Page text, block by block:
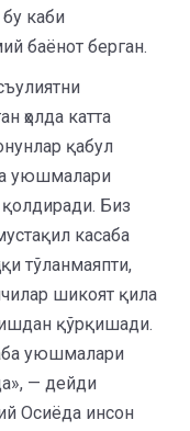
каби
баёнот берган.
ҳолда катта
қабул
уюшмалари
қолдиради. Биз
касаба
тўланмаяпти,
шикоят қила
қўрқишади.
уюшмалари
— дейди
Осиёда инсон